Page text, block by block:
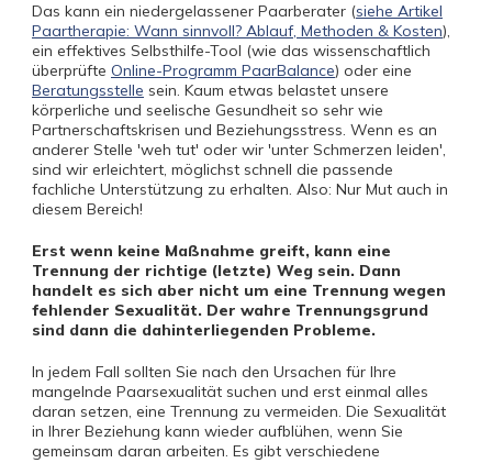
Das kann ein niedergelassener Paarberater (siehe Artikel
Paartherapie: Wann sinnvoll? Ablauf, Methoden & Kosten),
ein effektives Selbsthilfe-Tool (wie das wissenschaftlich
überprüfte Online-Programm PaarBalance) oder eine
Beratungsstelle sein. Kaum etwas belastet unsere
körperliche und seelische Gesundheit so sehr wie
Partnerschaftskrisen und Beziehungsstress. Wenn es an
anderer Stelle 'weh tut' oder wir 'unter Schmerzen leiden',
sind wir erleichtert, möglichst schnell die passende
fachliche Unterstützung zu erhalten. Also: Nur Mut auch in
diesem Bereich!
Erst wenn keine Maßnahme greift, kann eine
Trennung der richtige (letzte) Weg sein. Dann
handelt es sich aber nicht um eine Trennung wegen
fehlender Sexualität. Der wahre Trennungsgrund
sind dann die dahinterliegenden Probleme.
In jedem Fall sollten Sie nach den Ursachen für Ihre
mangelnde Paarsexualität suchen und erst einmal alles
daran setzen, eine Trennung zu vermeiden. Die Sexualität
in Ihrer Beziehung kann wieder aufblühen, wenn Sie
gemeinsam daran arbeiten. Es gibt verschiedene